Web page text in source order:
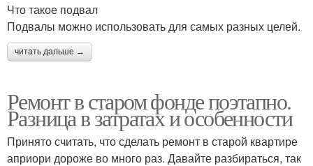
Что такое подвал
Подвалы можно использовать для самых разных целей.
читать дальше →
Ремонт в старом фонде поэтапно.
Разница в затратах и особенности
Принято считать, что сделать ремонт в старой квартире
априори дороже во много раз. Давайте разбираться, так